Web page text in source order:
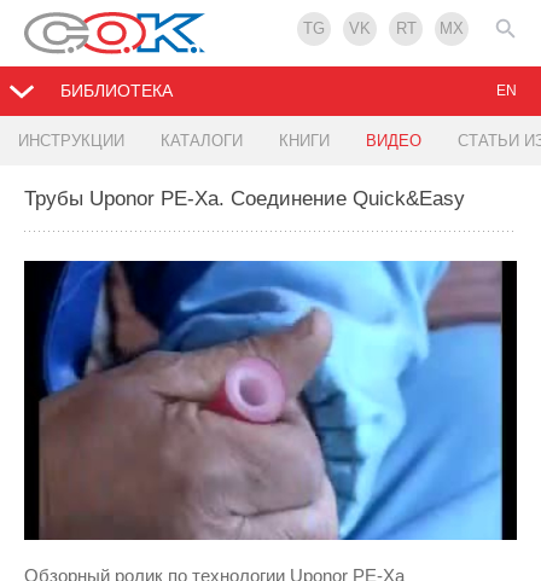
TG VK RT MX
БИБЛИОТЕКА
ИНСТРУКЦИИ КАТАЛОГИ КНИГИ ВИДЕО СТАТЬИ
EN
Трубы Uponor PE-Xa. Соединение Quick&Easy
Обзорный ролик по технологии Uponor PE-Xa